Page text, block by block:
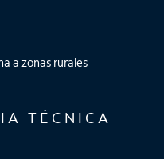
a zonas rurales
TÉCNICA